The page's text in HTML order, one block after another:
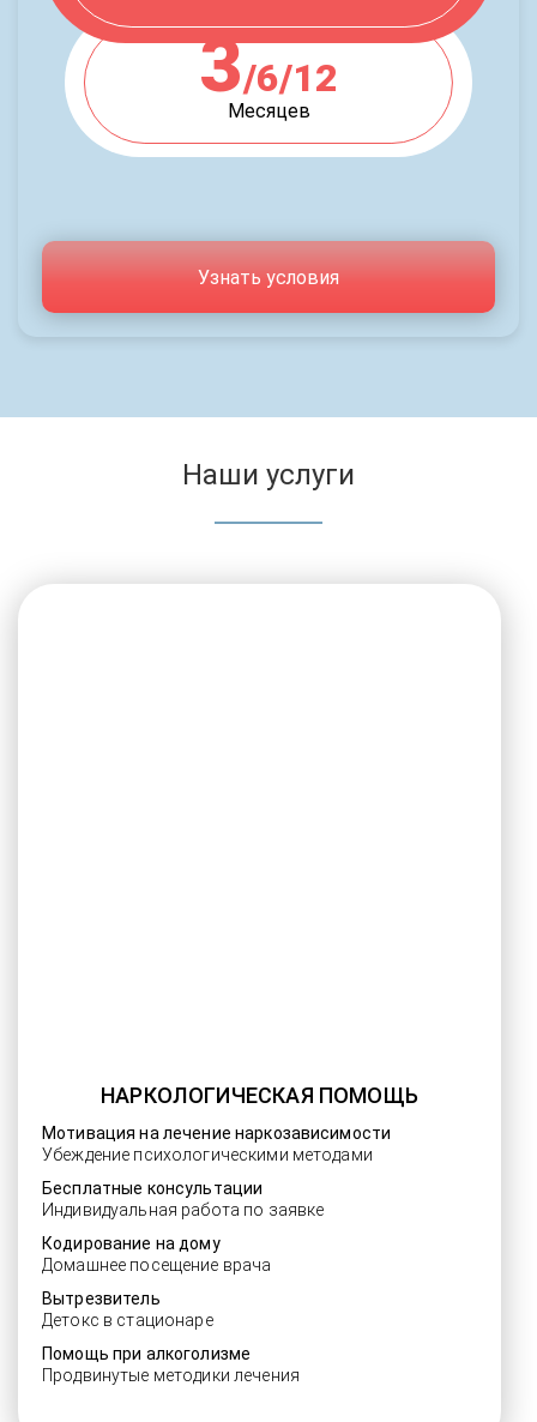
3/6/12
Месяцев
Узнать условия
Наши услуги
НАРКОЛОГИЧЕСКАЯ ПОМОЩЬ
Мотивация на лечение наркозависимости
Убеждение психологическими методами
Бесплатные консультации
Индивидуальная работа по заявке
Кодирование на дому
Домашнее посещение врача
Вытрезвитель
Детокс в стационаре
Помощь при алкоголизме
Продвинутые методики лечения